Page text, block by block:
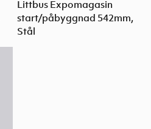
Littbus Expomagasin
start/påbyggnad 542mm,
Stål